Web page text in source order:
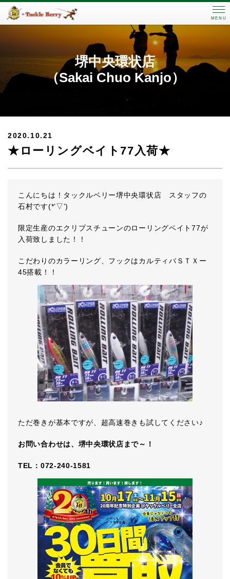
MENU
堺中央環状店
（Sakai Chuo Kanjo）
2020.10.21
★ローリングベイト77入荷★
こんにちは！タックルベリー堺中央環状店 スタッフの
石村です(*’▽’)
限定生産のエクリプスチューンのローリングベイト77が
入荷致しました！！
こだわりのカラーリング、フックはカルティバＳＴＸー
45搭載！！
ただ巻きが基本ですが、超高速巻きも試してください♪
お問い合わせは、堺中央環状店まで～！
TEL：072-240-1581